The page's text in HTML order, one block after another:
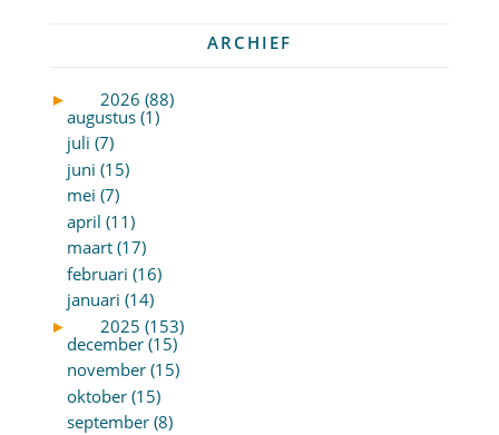
ARCHIEF
►
2026 (88)
augustus (1)
juli (7)
juni (15)
mei (7)
april (11)
maart (17)
februari (16)
januari (14)
►
2025 (153)
december (15)
november (15)
oktober (15)
september (8)